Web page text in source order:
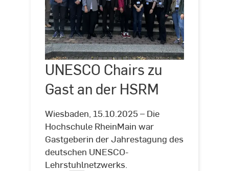
©Hochschule
RheinMain
UNESCO Chairs zu
Gast an der HSRM
Wiesbaden, 15.10.2025 – Die
Hochschule RheinMain war
Gastgeberin der Jahrestagung des
deutschen UNESCO-
Lehrstuhlnetzwerks.
UNESCO
Chairs
zu
Gast
der
HSRM